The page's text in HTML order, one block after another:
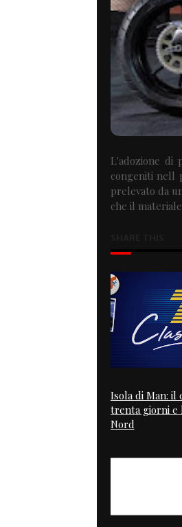
L'adozione
congeniti nell
prelevato da
che il
Isola di Man: il
trenta giorni e
Nord